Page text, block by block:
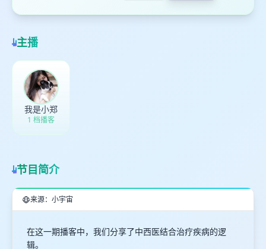
主播
我是小郑
1 档播客
节目简介
来源：小宇宙
在这一期播客中，我们分享了中西医结合治疗疾病的逻
辑。